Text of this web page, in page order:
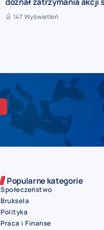
147 Wyświetleń
Popularne kategorie
Społeczeństwo
Bruksela
Polityka
Praca i Finanse